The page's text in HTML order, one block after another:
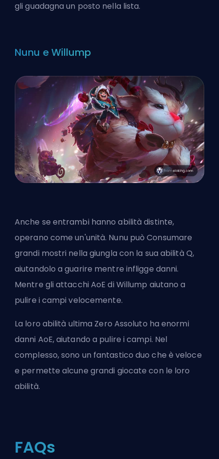
gli guadagna un posto nella lista.
Nunu e Willump
Anche se entrambi hanno abilità distinte,
operano come un'unità. Nunu può Consumare
grandi mostri nella giungla con la sua abilità Q,
aiutandolo a guarire mentre infligge danni.
Mentre gli attacchi AoE di Willump aiutano a
pulire i campi velocemente.
La loro abilità ultima Zero Assoluto ha enormi
danni AoE, aiutando a pulire i campi. Nel
complesso, sono un fantastico duo che è veloce
e permette alcune grandi giocate con le loro
abilità.
FAQs